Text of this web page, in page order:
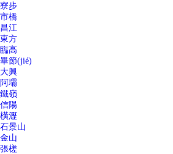
寮步
市橋
昌江
東方
臨高
畢節(jié)
大興
阿壩
鐵嶺
信陽
橫瀝
石景山
金山
張槎